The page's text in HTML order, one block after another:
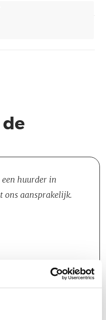
huurder in
ons aansprakelijk.